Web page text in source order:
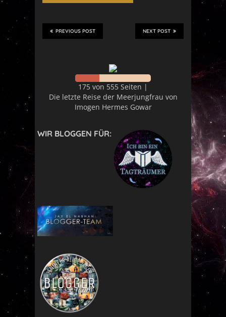
NEXT POST
PREVIOUS POST
175 von 555 Seiten |
Die letzte Reise der Meerjungfrau von
Imogen Hermes Gowar
WIR BLOGGEN FÜR: